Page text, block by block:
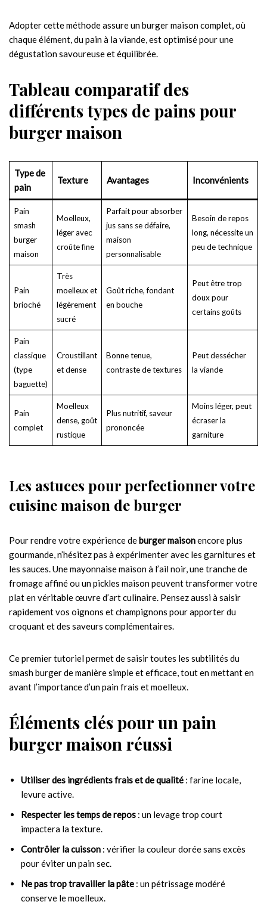
Adopter cette méthode assure un burger maison complet, où
chaque élément, du pain à la viande, est optimisé pour une
dégustation savoureuse et équilibrée.
Tableau comparatif des
différents types de pains pour
burger maison
Type de
pain
Texture Avantages Inconvénients
Pain
smash
burger
maison
Moelleux,
léger avec
croûte fine
Parfait pour absorber
jus sans se défaire,
maison
personnalisable
Besoin de repos
long, nécessite un
peu de technique
Pain
brioché
Très
moelleux et
légèrement
sucré
Goût riche, fondant
en bouche
Peut être trop
doux pour
certains goûts
Pain
classique
(type
baguette)
Croustillant
et dense
Bonne tenue,
contraste de textures
Peut dessécher
la viande
Pain
complet
Moelleux
dense, goût
rustique
Plus nutritif, saveur
prononcée
Moins léger, peut
écraser la
garniture
Les astuces pour perfectionner votre
cuisine maison de burger
Pour rendre votre expérience deburger maisonencore plus
gourmande, n’hésitez pas à expérimenter avec les garnitures et
les sauces. Une mayonnaise maison à l’ail noir, une tranche de
fromage affiné ou un pickles maison peuvent transformer votre
plat en véritable œuvre d’art culinaire. Pensez aussi à saisir
rapidement vos oignons et champignons pour apporter du
croquant et des saveurs complémentaires.
Ce premier tutoriel permet de saisir toutes les subtilités du
smash burger de manière simple et efficace, tout en mettant en
avant l’importance d’un pain frais et moelleux.
Éléments clés pour un pain
burger maison réussi
Utiliser des ingrédients frais et de qualité : farine locale,
levure active.
Respecter les temps de repos : un levage trop court
impactera la texture.
Contrôler la cuisson : vérifier la couleur dorée sans excès
pour éviter un pain sec.
Ne pas trop travailler la pâte : un pétrissage modéré
conserve le moelleux.